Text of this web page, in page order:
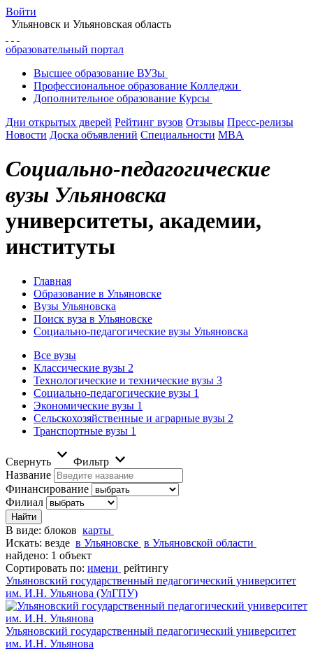
Войти
Ульяновск и Ульяновская область
образовательный портал
Высшее образование ВУЗы
Профессиональное образование Колледжи
Дополнительное образование Курсы
Дни открытых дверей Рейтинг вузов Отзывы Пресс-релизы
Новости Доска объявлений Специальности MBA
Социально-педагогические
вузы Ульяновска
университеты, академии,
институты
Главная
Образование в Ульяновске
Вузы Ульяновска
Поиск вуза в Ульяновске
Социально-педагогические вузы Ульяновска
Все вузы
Классические вузы 2
Технологические и технические вузы 3
Социально-педагогические вузы 1
Экономические вузы 1
Сельскохозяйственные и аграрные вузы 2
Транспортные вузы 1
Свернуть
Фильтр
Название
Финансирование
Филиал
В виде: блоков карты
Искать: везде в Ульяновске в Ульяновской области
найдено: 1 объект
Сортировать по: имени рейтингу
Ульяновский государственный педагогический университет
им. И.Н. Ульянова (УлГПУ)
Ульяновский государственный педагогический университет
им. И.Н. Ульянова